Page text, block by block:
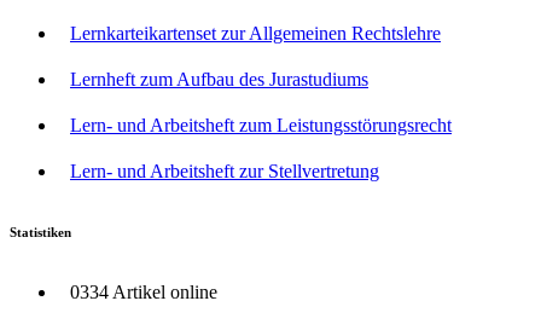
Lernkarteikartenset zur Allgemeinen Rechtslehre
Lernheft zum Aufbau des Jurastudiums
Lern- und Arbeitsheft zum Leistungsstörungsrecht
Lern- und Arbeitsheft zur Stellvertretung
Statistiken
0334 Artikel online